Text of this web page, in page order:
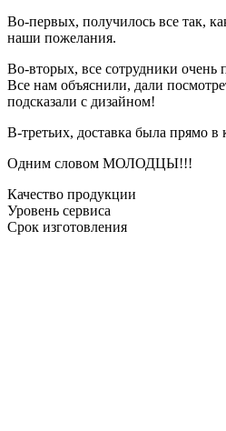
Во-первых, получилось все так,
наши пожелания.
Во-вторых, все сотрудники очень
Все нам объяснили, дали
подсказали с дизайном!
В-третьих, доставка была прямо в
Одним словом МОЛОДЦЫ!!!
Качество продукции
Уровень сервиса
Срок изготовления